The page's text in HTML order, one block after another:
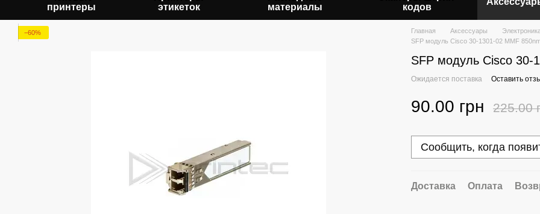
принтеры
этикеток
материалы
кодов
−60% Главная Аксессуары
SFP модуль Cisco 30-1301-02 MMF
SFP модуль Cisco 30-
Ожидается поставка Оставить
90.00 грн 225.00
Сообщить, когда
Доставка Оплата